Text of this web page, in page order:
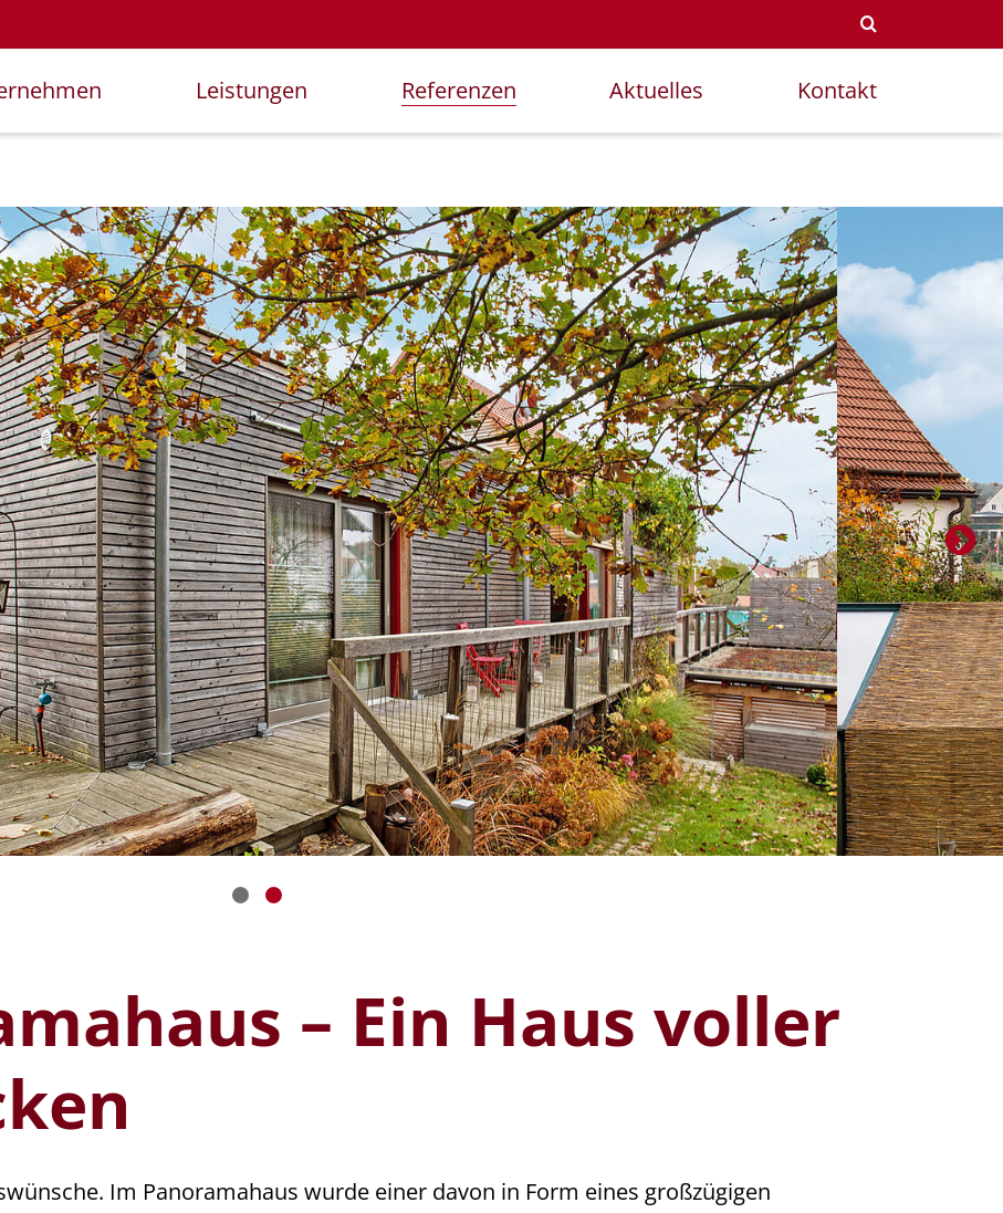
Leistungen Referenzen Aktuelles Kontakt
– Ein Haus voller
Im Panoramahaus wurde einer davon in Form eines großzügigen